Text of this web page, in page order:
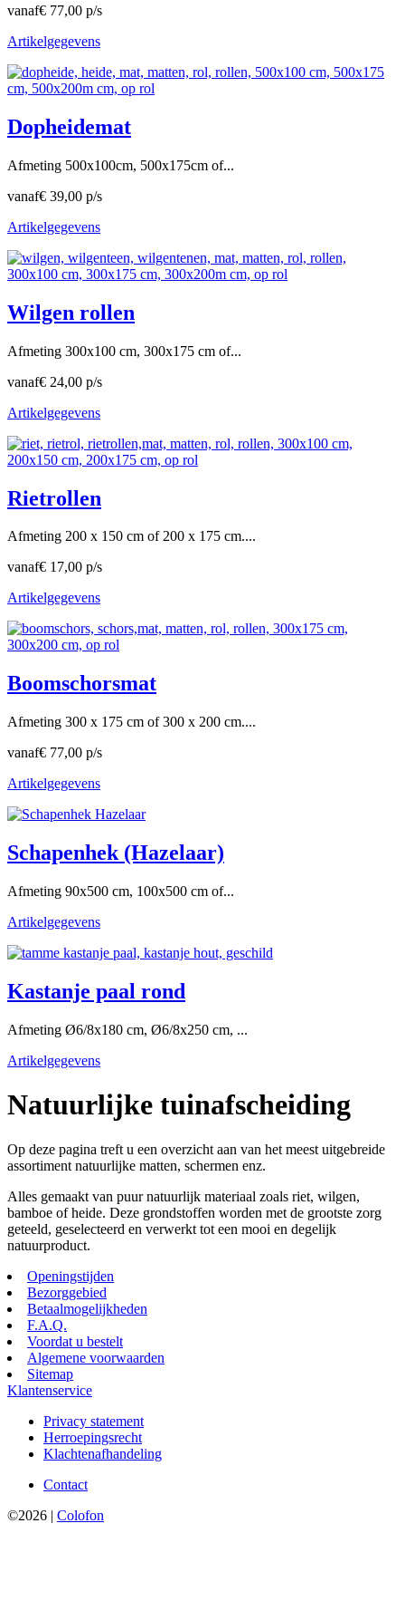
vanaf€ 77,00 p/s
Artikelgegevens
Dopheidemat
Afmeting 500x100cm, 500x175cm of...
vanaf€ 39,00 p/s
Artikelgegevens
Wilgen rollen
Afmeting 300x100 cm, 300x175 cm of...
vanaf€ 24,00 p/s
Artikelgegevens
Rietrollen
Afmeting 200 x 150 cm of 200 x 175 cm....
vanaf€ 17,00 p/s
Artikelgegevens
Boomschorsmat
Afmeting 300 x 175 cm of 300 x 200 cm....
vanaf€ 77,00 p/s
Artikelgegevens
Schapenhek (Hazelaar)
Afmeting 90x500 cm, 100x500 cm of...
Artikelgegevens
Kastanje paal rond
Afmeting Ø6/8x180 cm, Ø6/8x250 cm, ...
Artikelgegevens
Natuurlijke tuinafscheiding
Op deze pagina treft u een overzicht aan van het meest uitgebreide
assortiment natuurlijke matten, schermen enz.
Alles gemaakt van puur natuurlijk materiaal zoals riet, wilgen,
bamboe of heide. Deze grondstoffen worden met de grootste zorg
geteeld, geselecteerd en verwerkt tot een mooi en degelijk
natuurproduct.
Openingstijden
Bezorggebied
Betaalmogelijkheden
F.A.Q.
Voordat u bestelt
Algemene voorwaarden
Sitemap
Klantenservice
Privacy statement
Herroepingsrecht
Klachtenafhandeling
Contact
©2026 | Colofon